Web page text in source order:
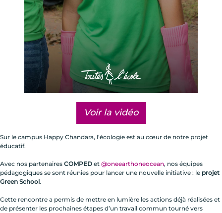
Voir la vidéo
Sur le campus Happy Chandara, l’écologie est au cœur de notre projet
éducatif.
Avec nos partenaires COMPED et @oneearthoneocean, nos équipes
pédagogiques se sont réunies pour lancer une nouvelle initiative : le projet
Green School.
Cette rencontre a permis de mettre en lumière les actions déjà réalisées et
de présenter les prochaines étapes d’un travail commun tourné vers